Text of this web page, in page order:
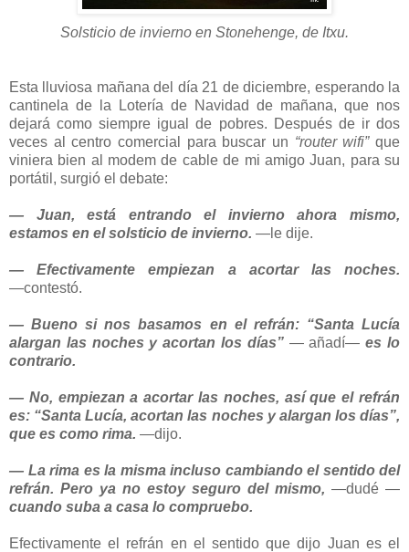
Solsticio de invierno en Stonehenge, de Itxu.
Esta lluviosa mañana del día 21 de diciembre, esperando la
cantinela de la Lotería de Navidad de mañana, que nos
dejará como siempre igual de pobres. Después de ir dos
veces al centro comercial para buscar un “router wifi”que
viniera bien al modem de cable de mi amigo Juan, para su
portátil, surgió el debate:
― Juan, está entrando el invierno ahora mismo,
estamos en el solsticio de invierno. ―le dije.
― Efectivamente empiezan a acortar las noches.
―contestó.
― Bueno si nos basamos en el refrán: “Santa Lucía
alargan las noches y acortan los días” ― añadí― es lo
contrario.
― No, empiezan a acortar las noches, así que el refrán
es: “Santa Lucía, acortan las noches y alargan los días”,
que es como rima. ―dijo.
― La rima es la misma incluso cambiando el sentido del
refrán. Pero ya no estoy seguro del mismo, ―dudé ―
cuando suba a casa lo compruebo.
Efectivamente el refrán en el sentido que dijo Juan es el